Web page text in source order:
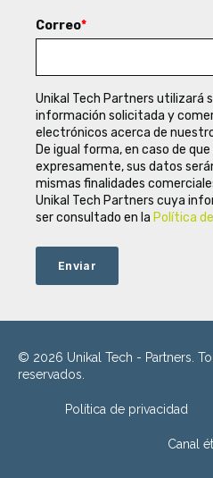
Correo*
Unikal Tech Partners utilizará
información solicitada y
electrónicos acerca de
De igual forma, en caso de
expresamente, sus datos
mismas finalidades
Unikal Tech Partners cuya
ser consultado en la Política
© 2026 Unikal Tech - Partners.
reservados.
Política de privacidad
Canal